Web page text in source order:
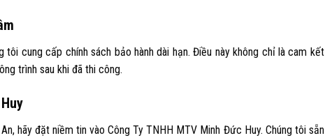
cung cấp chính sách bảo hành dài hạn. Điều này không chỉ là cam kết
trình sau khi đã thi công.
hãy đặt niềm tin vào Công Ty TNHH MTV Minh Đức Huy. Chúng tôi sẵn